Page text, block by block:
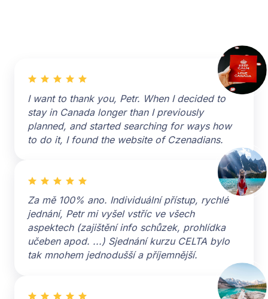
I want to thank you, Petr. When I decided to
stay in Canada longer than I previously
planned, and started searching for ways how
to do it, I found the website of Czenadians.
Za mě 100% ano. Individuální přístup, rychlé
jednání, Petr mi vyšel vstříc ve všech
aspektech (zajištění info schůzek, prohlídka
učeben apod. ...) Sjednání kurzu CELTA bylo
tak mnohem jednodušší a příjemnější.